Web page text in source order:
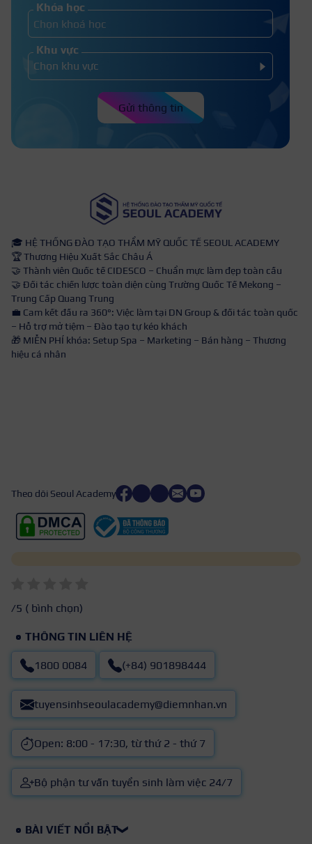
Khóa học
Khu vực
Gửi thông tin
🎓 HỆ THỐNG ĐÀO TẠO THẨM MỸ QUỐC TẾ SEOUL ACADEMY
🏆 Thương Hiệu Xuất Sắc Châu Á
🤝 Thành viên Quốc tế CIDESCO – Chuẩn mực làm đẹp toàn cầu
🤝 Đối tác chiến lược toàn diện cùng Trường Quốc Tế Mekong –
Trung Cấp Quang Trung
💼 Cam kết đầu ra 360°: Việc làm tại DN Group & đối tác toàn quốc
– Hỗ trợ mở tiệm – Đào tạo tự kéo khách
🎁 MIỄN PHÍ khóa: Setup Spa – Marketing – Bán hàng – Thương
hiệu cá nhân
Theo dõi Seoul Academy
/5 ( bình chọn)
THÔNG TIN LIÊN HỆ
1800 0084 (+84) 901898444
tuyensinhseoulacademy@diemnhan.vn
Open: 8:00 - 17:30, từ thứ 2 - thứ 7
Bộ phận tư vấn tuyển sinh làm việc 24/7
BÀI VIẾT NỔI BẬT❯